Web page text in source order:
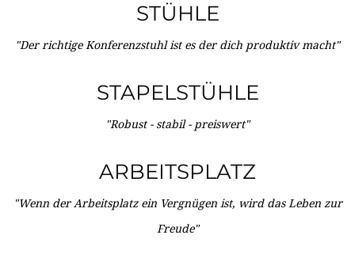
STÜHLE
"Der richtige Konferenzstuhl ist es der dich produktiv macht"
STAPELSTÜHLE
"Robust - stabil - preiswert"
ARBEITSPLATZ
"Wenn der Arbeitsplatz ein Vergnügen ist, wird das Leben zur
Freude"